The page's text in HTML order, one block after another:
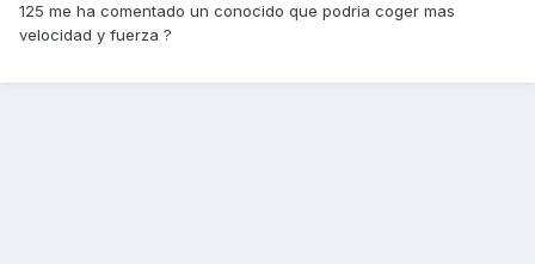
125 me ha comentado un conocido que podria coger mas
velocidad y fuerza ?